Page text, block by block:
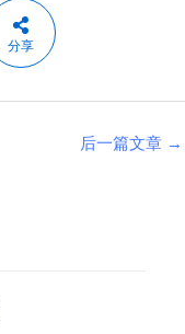
分享
后一篇文章 →